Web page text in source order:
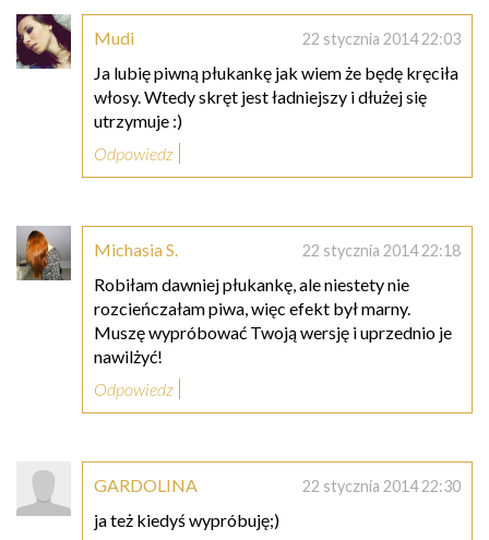
Mudi 22 stycznia 2014 22:03
Ja lubię piwną płukankę jak wiem że będę kręciła
włosy. Wtedy skręt jest ładniejszy i dłużej się
utrzymuje :)
Odpowiedz
Michasia S. 22 stycznia 2014 22:18
Robiłam dawniej płukankę, ale niestety nie
rozcieńczałam piwa, więc efekt był marny.
Muszę wypróbować Twoją wersję i uprzednio je
nawilżyć!
Odpowiedz
GARDOLINA 22 stycznia 2014 22:30
ja też kiedyś wypróbuję;)